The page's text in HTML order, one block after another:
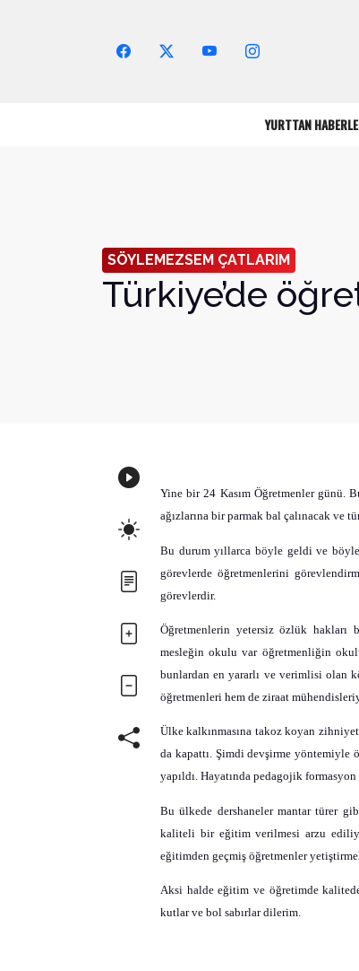
YURTTAN
SÖYLEMEZSEM ÇATLARIM
Türkiye’de
Yine bir 24 Kasım Öğretmenler günü.
ağızlarına bir parmak bal çalınacak ve
Bu durum yıllarca böyle geldi ve
görevlerde öğretmenlerini
görevlerdir.
Öğretmenlerin yetersiz özlük hakları
mesleğin okulu var öğretmenliğin
bunlardan en yararlı ve verimlisi olan
öğretmenleri hem de ziraat
Ülke kalkınmasına takoz koyan
da kapattı. Şimdi devşirme yöntemiyle
yapıldı. Hayatında pedagojik
Bu ülkede dershaneler mantar türer
kaliteli bir eğitim verilmesi arzu
eğitimden geçmiş öğretmenler
Aksi halde eğitim ve öğretimde
kutlar ve bol sabırlar dilerim.
Arama